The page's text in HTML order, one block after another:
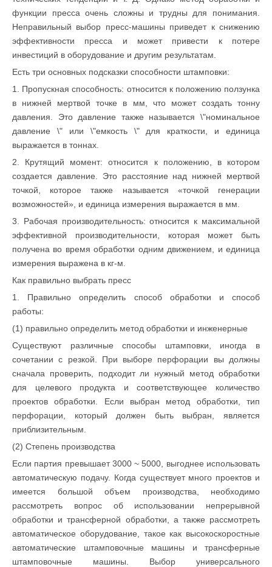
функции пресса очень сложны и трудны для понимания.
Неправильный выбор пресс-машины приведет к снижению
эффективности пресса и может привести к потере
инвестиций в оборудование и другим результатам.
Есть три основных подсказки способности штамповки:
1. Пропускная способность: относится к положению ползунка
в нижней мертвой точке в мм, что может создать тонну
давления. Это давление также называется \"номинальное
давление \" или \"емкость \" для краткости, и единица
выражается в тоннах.
2. Крутящий момент: относится к положению, в котором
создается давление. Это расстояние над нижней мертвой
точкой, которое также называется «точкой генерации
возможностей», и единица измерения выражается в мм.
3. Рабочая производительность: относится к максимальной
эффективной производительности, которая может быть
получена во время обработки одним движением, и единица
измерения выражена в кг-м.
Как правильно выбрать пресс
1. Правильно определить способ обработки и способ
работы:
(1) правильно определить метод обработки и инженерные
Существуют различные способы штамповки, иногда в
сочетании с резкой. При выборе перфорации вы должны
сначала проверить, подходит ли нужный метод обработки
для целевого продукта и соответствующее количество
проектов обработки. Если выбран метод обработки, тип
перфорации, который должен быть выбран, является
приблизительным.
(2) Степень производства
Если партия превышает 3000 ~ 5000, выгоднее использовать
автоматическую подачу. Когда существует много проектов и
имеется большой объем производства, необходимо
рассмотреть вопрос об использовании непрерывной
обработки и трансферной обработки, а также рассмотреть
автоматическое оборудование, такое как высокоскоростные
автоматические штамповочные машины и трансферные
штамповочные машины. Выбор универсального